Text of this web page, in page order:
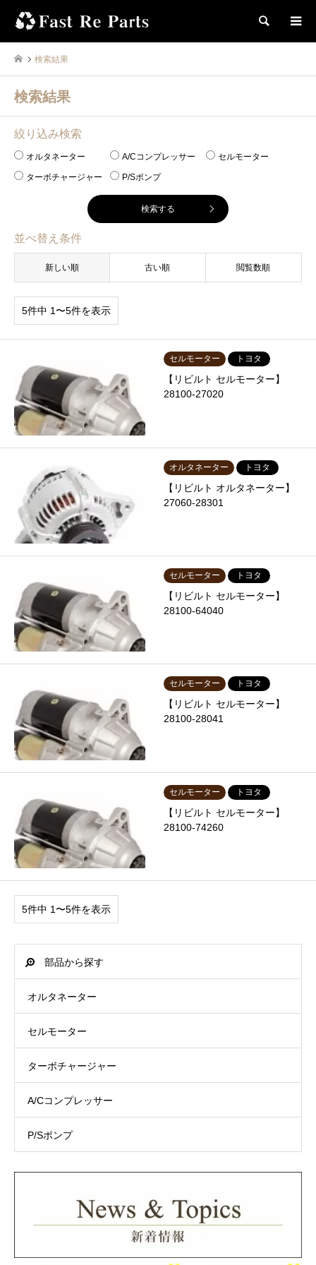
検索
検索結果
検索結果
絞り込み検索
オルタネーター A/Cコンプレッサー セルモーター
ターボチャージャー P/Sポンプ
並べ替え条件
新しい順 古い順 閲覧数順
5件中 1〜5件を表示
セルモーター トヨタ
【リビルト セルモーター】
28100-27020
オルタネーター トヨタ
【リビルト オルタネーター】
27060-28301
セルモーター トヨタ
【リビルト セルモーター】
28100-64040
セルモーター トヨタ
【リビルト セルモーター】
28100-28041
セルモーター トヨタ
【リビルト セルモーター】
28100-74260
5件中 1〜5件を表示
部品から探す
オルタネーター
セルモーター
ターボチャージャー
A/Cコンプレッサー
P/Sポンプ